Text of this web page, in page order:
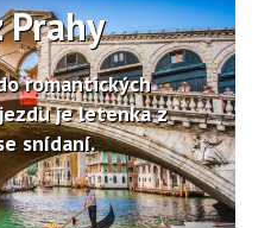
Prahy
romantických
je letenka z
snídaní.